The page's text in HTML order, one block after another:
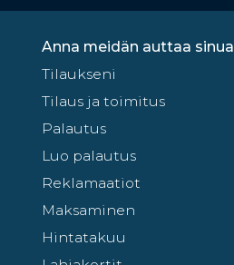
Anna meidän auttaa sinua
Tilaukseni
Tilaus ja toimitus
Palautus
Luo palautus
Reklamaatiot
Maksaminen
Hintatakuu